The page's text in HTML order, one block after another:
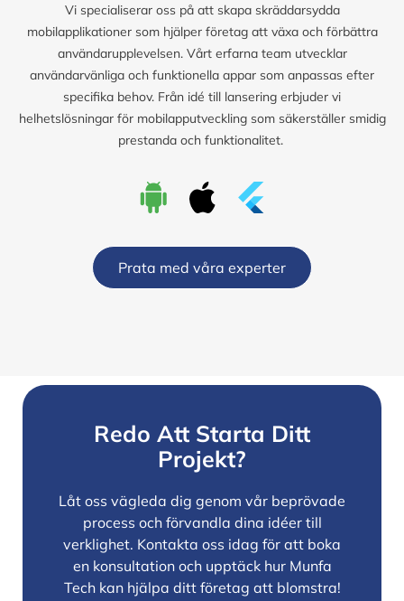
Vi specialiserar oss på att skapa skräddarsydda
mobilapplikationer som hjälper företag att växa och förbättra
användarupplevelsen. Vårt erfarna team utvecklar
användarvänliga och funktionella appar som anpassas efter
specifika behov. Från idé till lansering erbjuder vi
helhetslösningar för mobilapputveckling som säkerställer smidig
prestanda och funktionalitet.
Prata med våra experter
Redo Att Starta Ditt
Projekt?
Låt oss vägleda dig genom vår beprövade
process och förvandla dina idéer till
verklighet. Kontakta oss idag för att boka
en konsultation och upptäck hur Munfa
Tech kan hjälpa ditt företag att blomstra!